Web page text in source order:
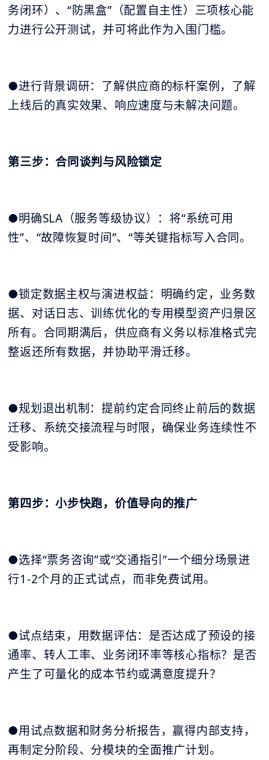
务闭环）、“防黑盒”（配置自主性）三项核心能
力进行公开测试，并可将此作为入围门槛。
●进行背景调研：了解供应商的标杆案例，了解
上线后的真实效果、响应速度与未解决问题。
第三步：合同谈判与风险锁定
●明确SLA（服务等级协议）：将“系统可用
性”、“故障恢复时间”、“等关键指标写入合同。
●锁定数据主权与演进权益：明确约定，业务数
据、对话日志、训练优化的专用模型资产归景区
所有。合同期满后，供应商有义务以标准格式完
整返还所有数据，并协助平滑迁移。
●规划退出机制：提前约定合同终止前后的数据
迁移、系统交接流程与时限，确保业务连续性不
受影响。
第四步：小步快跑，价值导向的推广
●选择“票务咨询”或“交通指引”一个细分场景进
行1-2个月的正式试点，而非免费试用。
●试点结束，用数据评估：是否达成了预设的接
通率、转人工率、业务闭环率等核心指标？是否
产生了可量化的成本节约或满意度提升？
●用试点数据和财务分析报告，赢得内部支持，
再制定分阶段、分模块的全面推广计划。